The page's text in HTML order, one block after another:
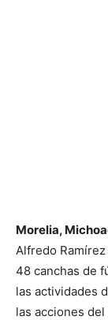
Morelia,
Alfredo
48 canchas de
las actividades
las acciones